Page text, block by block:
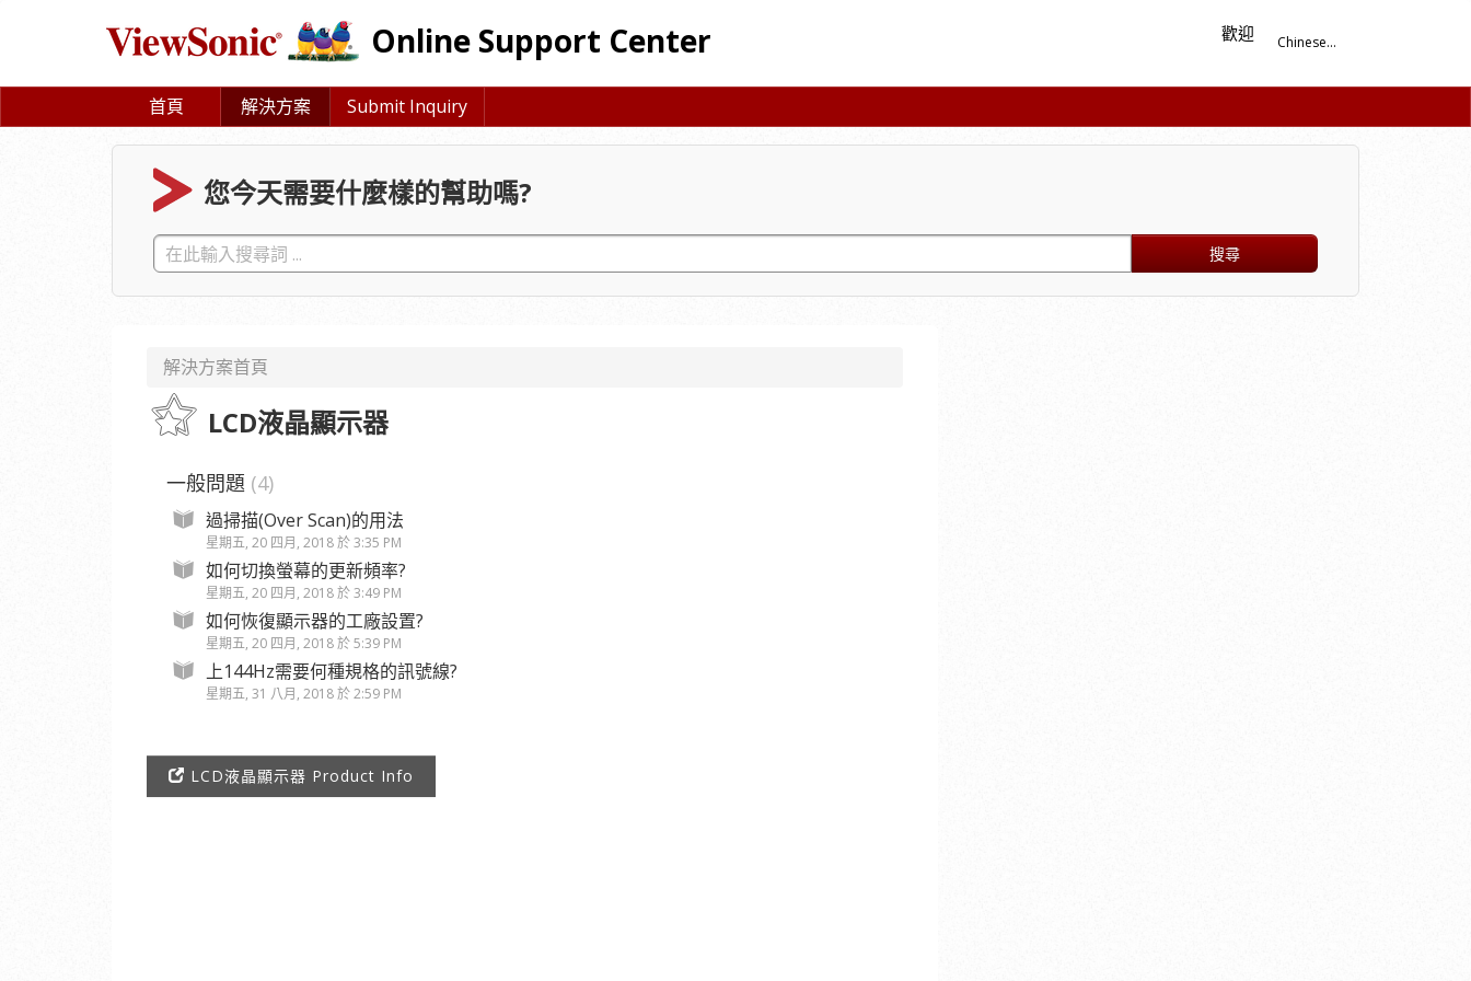
Online Support Center Chinese...
歡迎
首頁 解決方案 Submit Inquiry
您今天需要什麼樣的幫助嗎?
搜尋
解決方案首頁
LCD液晶顯示器
一般問題 4
過掃描(Over Scan)的用法
星期五, 20 四月, 2018 於 3:35 PM
如何切換螢幕的更新頻率?
星期五, 20 四月, 2018 於 3:49 PM
如何恢復顯示器的工廠設置?
星期五, 20 四月, 2018 於 5:39 PM
上144Hz需要何種規格的訊號線?
星期五, 31 八月, 2018 於 2:59 PM
LCD液晶顯示器 Product Info